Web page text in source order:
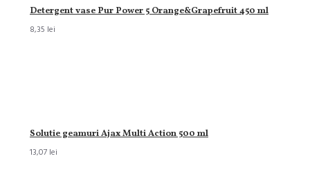
Detergent vase Pur Power 5 Orange&Grapefruit 450 ml
8,35 lei
Solutie geamuri Ajax Multi Action 500 ml
13,07 lei